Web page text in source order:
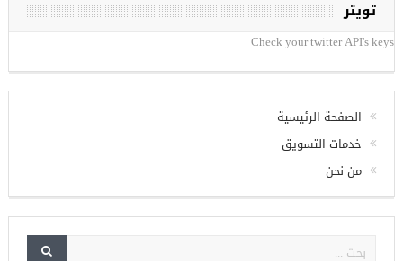
تويتر
Check your twitter API's keys
الصفحة الرئيسية
خدمات التسويق
من نحن